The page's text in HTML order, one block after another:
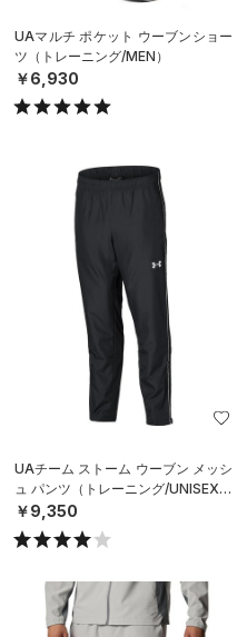
UAマルチ ポケット ウーブンショー
ツ（トレーニング/MEN）
￥6,930
UAチーム ストーム ウーブン メッシ
ュ パンツ（トレーニング/UNISEX）
￥9,350